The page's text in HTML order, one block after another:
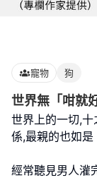
寵物 狗
世界無「咁就
世界上的一切,
係,最親的也如是
經常聽見男人灌